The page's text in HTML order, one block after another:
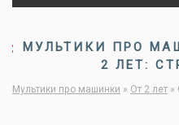
ТРАКТОРЫ
МУЛЬТИКИ ПРО
2 ЛЕТ:
Мультики про машинки » От 2 лет »